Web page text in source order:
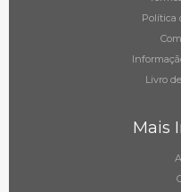
Política
Livro
Mais